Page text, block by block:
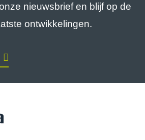
nieuwsbrief en blijf op de
ontwikkelingen.